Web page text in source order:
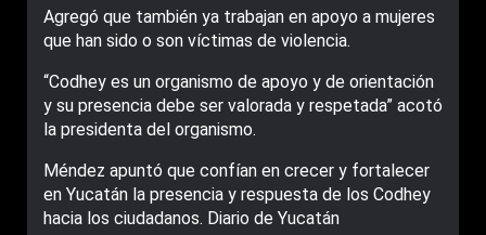
Agregó que también ya trabajan en apoyo a mujeres
que han sido o son víctimas de violencia.
“Codhey es un organismo de apoyo y de orientación
y su presencia debe ser valorada y respetada” acotó
la presidenta del organismo.
Méndez apuntó que confían en crecer y fortalecer
en Yucatán la presencia y respuesta de los Codhey
hacia los ciudadanos. Diario de Yucatán